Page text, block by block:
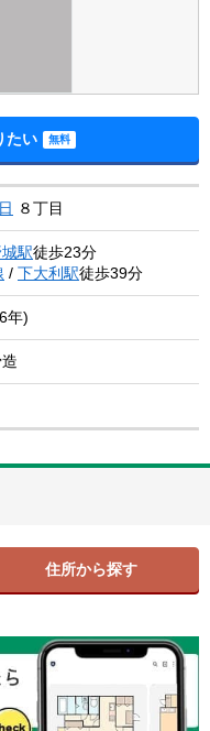
たい
８丁目
駅徒歩23分
/ 下大利駅徒歩39分
年)
住所から探す